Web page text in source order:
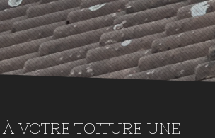
VOTRE TOITURE UNE